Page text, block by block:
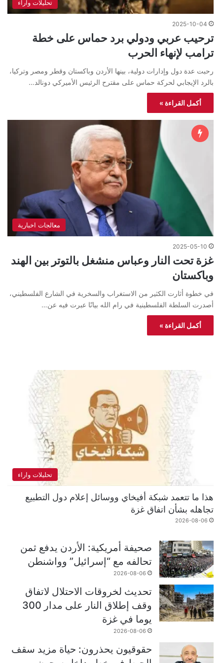
تحليلات واراء
2025-10-04
ترحيب عربي ودولي برد حماس على خطة
ترامب لإنهاء الحرب
رحبت عدة دول وإدارات دولية، بينها الأردن وباكستان وقطر ومصر وتركيا،
بالرد الإيجابي لحركة حماس على مقترح الرئيس الأميركي دونالد…
أكمل القراءة »
معالجات اخبارية
2025-05-10
غزة تحت النار وعباس منشغل بالتوتر بين الهند
وباكستان
في خطوة أثارت الكثير من الاستغراب والسخرية في الشارع الفلسطيني،
أصدرت السلطة الفلسطينية في رام الله بيانًا عبرت فيه عن…
أكمل القراءة »
تحليلات واراء
هذا ما تتعمد شبكة أفيخاي ووسائل إعلام دول التطبيع
تجاهله بشأن اتفاق غزة
2026-08-06
صحيفة أمريكية: الأردن يدفع ثمن
تحالفه مع “إسرائيل” وواشنطن
2026-08-06
تحديث لخروقات الاحتلال لاتفاق
وقف إطلاق النار على مدار 300
يوما في غزة
2026-08-06
حقوقيون يحذرون: حياة مزيد سقف